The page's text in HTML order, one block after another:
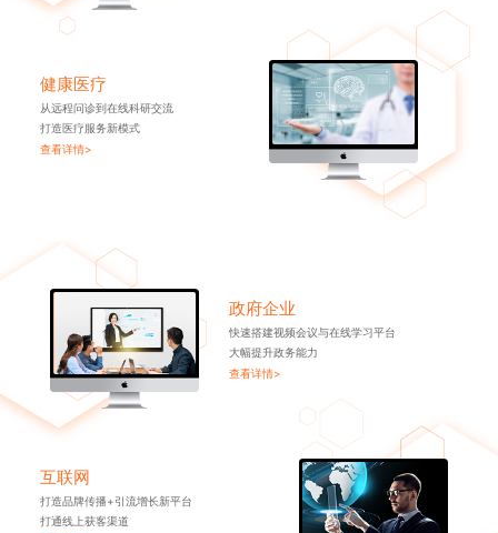
健康医疗
从远程问诊到在线科研交流
打造医疗服务新模式
查看详情>
政府企业
快速搭建视频会议与在线学习平台
大幅提升政务能力
查看详情>
互联网
打造品牌传播+引流增长新平台
打通线上获客渠道